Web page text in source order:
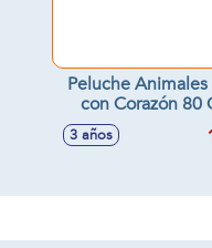
Peluche
con Corazón 80 Cm -
Modelos
3 años